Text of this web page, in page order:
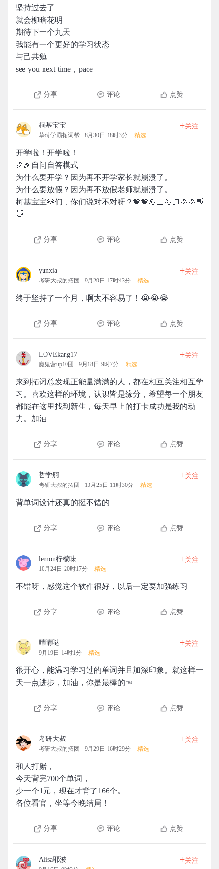
坚持过去了
就会柳暗花明
期待下一个九天
我能有一个更好的学习状态
与己共勉
see you next time，pace
分享 评论 点赞
柯基宝宝
草莓学霸拓词帮 8月30日 18时3分 精选
+关注
开学啦！开学啦！
🎉🎉自问自答模式
为什么要开学？因为再不开学家长就崩溃了。
为什么要放假？因为再不放假老师就崩溃了。
柯基宝宝🐶们，你们说对不对呀？💖💖💪🏻💪🏻🎉🎉👋
👋
分享 评论 点赞
yunxia
考研大叔的拓团 9月29日 17时43分 精选
+关注
终于坚持了一个月，啊太不容易了！😭😭😭
分享 评论 点赞
LOVEkang17
魔鬼营up10团 9月18日 9时7分 精选
+关注
来到拓词总发现正能量满满的人，都在相互关注相互学
习。喜欢这样的环境，认识皆是缘分，希望每一个朋友
都能在这里找到新生，每天早上的打卡成功是我的动
力。加油
分享 评论 点赞
哲学舸
考研大叔的拓团 10月25日 11时30分 精选
+关注
背单词设计还真的挺不错的
分享 评论 点赞
lemon柠檬味
10月24日 20时17分 精选
+关注
不错呀，感觉这个软件很好，以后一定要加强练习
分享 评论 点赞
晴晴哒
9月19日 14时1分 精选
+关注
很开心，能温习学习过的单词并且加深印象。就这样一
天一点进步，加油，你是最棒的☜
分享 评论 点赞
考研大叔
考研大叔的拓团 9月29日 16时29分 精选
+关注
和人打赌，
今天背完700个单词，
少一个1元，现在才背了166个。
各位看官，坐等今晚结局！
分享 评论 点赞
Alisa耶波 +关注